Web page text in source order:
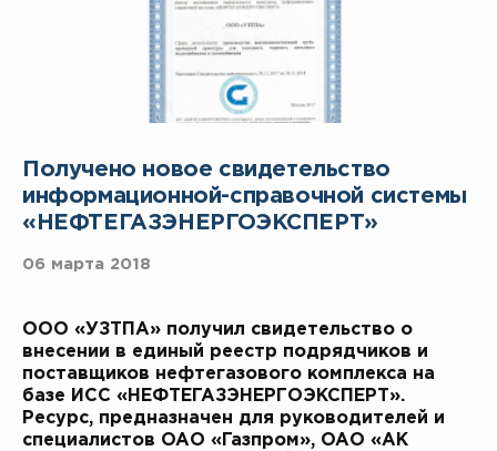
Получено новое свидетельство
информационной-справочной системы
«НЕФТЕГАЗЭНЕРГОЭКСПЕРТ»
06 марта 2018
ООО «УЗТПА» получил свидетельство о
внесении в единый реестр подрядчиков и
поставщиков нефтегазового комплекса на
базе ИСС «НЕФТЕГАЗЭНЕРГОЭКСПЕРТ».
Ресурс, предназначен для руководителей и
специалистов ОАО «Газпром», ОАО «АК